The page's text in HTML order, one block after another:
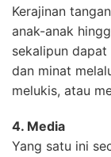
Kerajinan
anak-anak
sekalipun
dan minat
melukis, atau
4. Media
Yang satu ini